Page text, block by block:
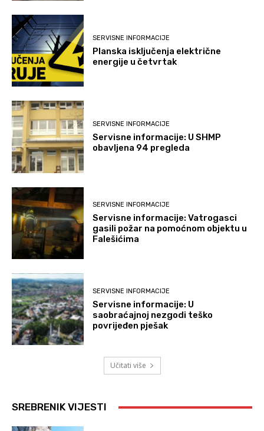
SERVISNE INFORMACIJE
Planska isključenja električne
energije u četvrtak
SERVISNE INFORMACIJE
Servisne informacije: U SHMP
obavljena 94 pregleda
SERVISNE INFORMACIJE
Servisne informacije: Vatrogasci
gasili požar na pomoćnom objektu u
Falešićima
SERVISNE INFORMACIJE
Servisne informacije: U
saobraćajnoj nezgodi teško
povrijeđen pješak
Učitati više
SREBRENIK VIJESTI